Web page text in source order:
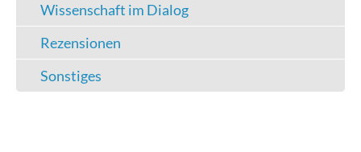
Wissenschaft im Dialog
Rezensionen
Sonstiges